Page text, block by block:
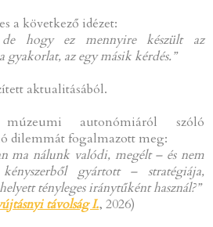
a következő idézet:
hogy ez mennyire készült az
gyakorlat, az egy másik kérdés.”
aktualitásából.
autonómiáról szóló
dilemmát fogalmazott meg:
ma nálunk valódi, megélt – és nem
gyártott – stratégiája,
tényleges iránytűként használ?”
távolság I., 2026)